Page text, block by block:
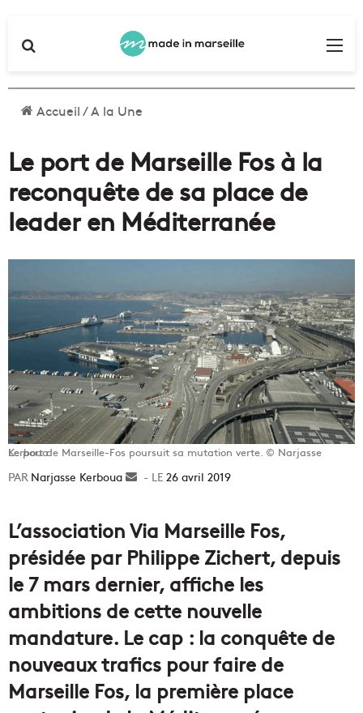
Accueil/A la Une
Le port de Marseille Fos à la
reconquête de sa place de
leader en Méditerranée
Le port de Marseille-Fos poursuit sa mutation verte. © Narjasse Kerboua
Narjasse Kerboua
Envoyer26 avril 2019
L’association Via Marseille Fos,
présidée par Philippe Zichert, depuis
le 7 mars dernier, affiche les
ambitions de cette nouvelle
mandature. Le cap : la conquête de
nouveaux trafics pour faire de
Marseille Fos, la première place